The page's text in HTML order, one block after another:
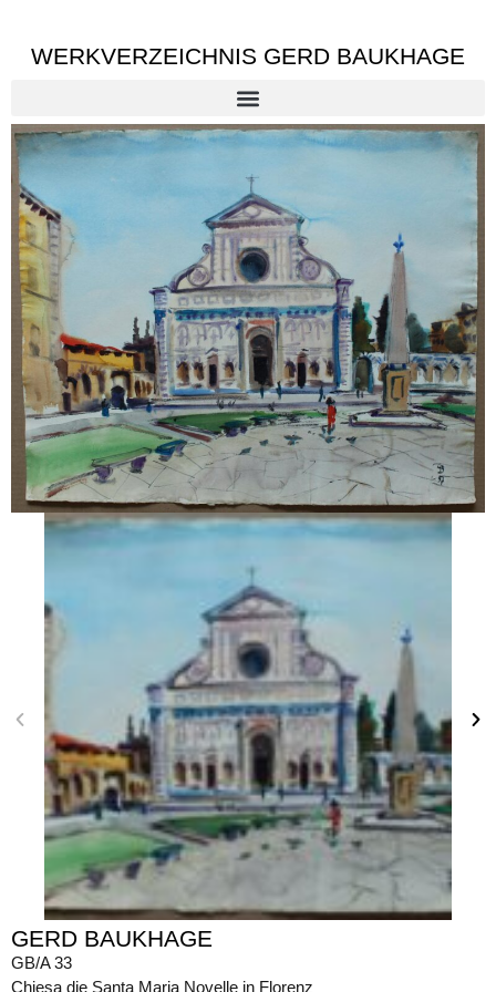
WERKVERZEICHNIS GERD BAUKHAGE
GERD BAUKHAGE
GB/A 33
Chiesa die Santa Maria Novelle in Florenz